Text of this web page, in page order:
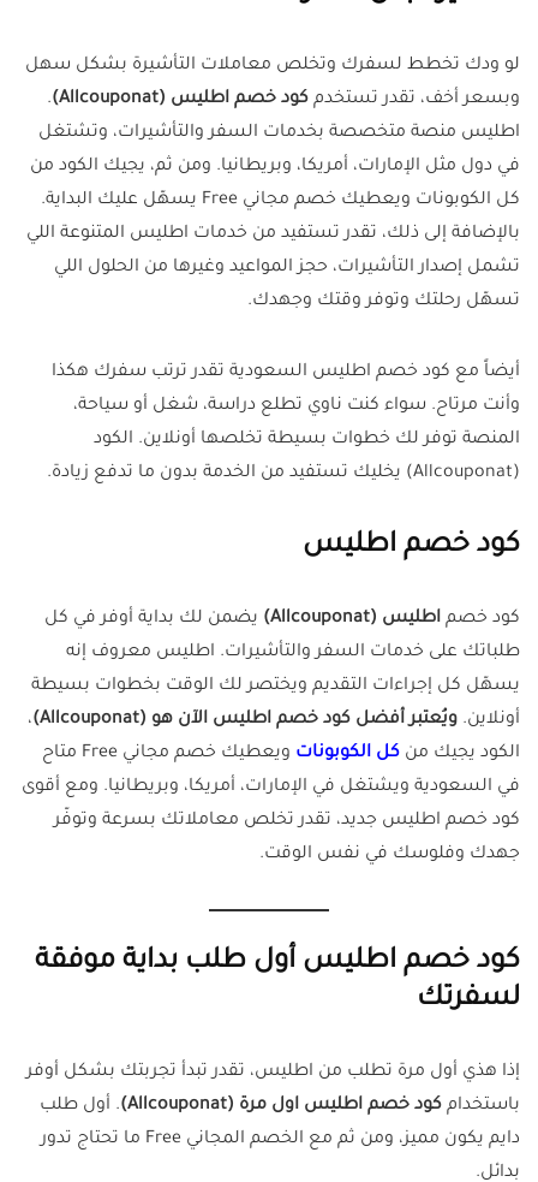
لو ودك تخطط لسفرك وتخلص معاملات التأشيرة بشكل سهل
وبسعر أخف، تقدر تستخدم كود خصم اطليس (Allcouponat)
.
اطليس منصة متخصصة بخدمات السفر والتأشيرات، وتشتغل
في دول مثل الإمارات، أمريكا، وبريطانيا. ومن ثم، يجيك الكود من
كل الكوبونات ويعطيك خصم مجاني Free يسهّل عليك البداية.
بالإضافة إلى ذلك، تقدر تستفيد من خدمات اطليس المتنوعة اللي
تشمل إصدار التأشيرات، حجز المواعيد وغيرها من الحلول اللي
تسهّل رحلتك وتوفر وقتك وجهدك.
أيضاً مع كود خصم اطليس السعودية تقدر ترتب سفرك هكذا
وأنت مرتاح. سواء كنت ناوي تطلع دراسة، شغل أو سياحة،
المنصة توفر لك خطوات بسيطة تخلصها أونلاين. الكود
(Allcouponat) يخليك تستفيد من الخدمة بدون ما تدفع زيادة.
كود خصم اطليس
كود خصم اطليس (Allcouponat)
يضمن لك بداية أوفر في كل
طلباتك على خدمات السفر والتأشيرات. اطليس معروف إنه
يسهّل كل إجراءات التقديم ويختصر لك الوقت بخطوات بسيطة
أونلاين. ويُعتبر أفضل كود خصم اطليس الآن هو (Allcouponat)
،
الكود يجيك من كل الكوبونات
ويعطيك خصم مجاني Free متاح
في السعودية ويشتغل في الإمارات، أمريكا، وبريطانيا. ومع أقوى
كود خصم اطليس جديد، تقدر تخلص معاملاتك بسرعة وتوفّر
جهدك وفلوسك في نفس الوقت.
كود خصم اطليس أول طلب بداية موفقة
لسفرتك
إذا هذي أول مرة تطلب من اطليس، تقدر تبدأ تجربتك بشكل أوفر
باستخدام كود خصم اطليس اول مرة (Allcouponat)
. أول طلب
دايم يكون مميز، ومن ثم مع الخصم المجاني Free ما تحتاج تدور
بدائل.